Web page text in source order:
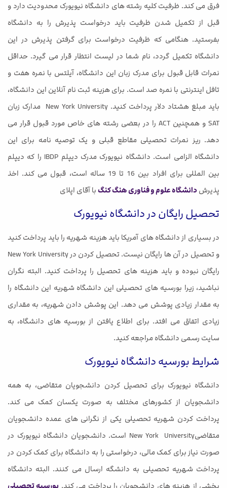
فرق می کند. ظرفیت کلیه رشته های دانشگاه نیویورک محدودیت دارد و
قبل از تکمیل شدن ظرفیت باید درخواست پذیرش را به دانشگاه
بفرستید. هنگامی که ظرفیت درخواست برای گرفتن پذیرش در این
دانشگاه تکمیل گردد، نام شما در لیست انتظار قرار می گیرد. حداقل
نمرات قابل قبول برای مدرک زبان این دانشگاه، آیلتس با نمره هفت و
تافل اینترنتی با نمره صد است. برای هزینه ثبت نام آنلاین این دانشگاه،
باید مبلغ هشتاد دلار پرداخت کنید. New York University مدارک زبان
SAT و همچنین ACT را در بعضی رشته های خاص مورد قبول قرار می
دهد. ریز نمرات تحصیلی مقاطع قبلی و یک توصیه نامه برای این
دانشگاه الزامی است. دانشگاه نیویورک مدرک دیپلم IBDP را که دیپلم
بین المللی برای افراد بین 16 تا 19 ساله است، قبول می کند. اخذ
پذیرشدانشگاه علوم و فناوری هنگ کنگبا آقای اپلای
تحصیل رایگان در دانشگاه نیویورک
در بسیاری از دانشگاه های آمریکا باید هزینه شهریه را باید پرداخت کنید
و تحصیل در آن ها رایگان نیست. تحصیل کردن در New York University
رایگان نبوده و باید هزینه های تحصیل را پرداخت کنید. البته نگران
نباشید، زیرا بورسیه های تحصیلی این دانشگاه شهریه این دانشگاه را
به مقدار زیادی پوشش می دهد. این پوشش دادن شهریه، به مقداری
زیادی اتفاق می افتد. برای اطلاع یافتن از بورسیه های دانشگاه، به
سایت رسمی دانشگاه مراجعه کنید.
شرایط بورسیه دانشگاه نیویورک
دانشگاه نیویورک برای تحصیل کردن دانشجویان متقاضی، به همه
دانشجویان از کشورهای مختلف به صورت یکسان کمک می کند.
پرداخت کردن شهریه تحصیلی یکی از نگرانی های عمده دانشجویان
متقاضیNew York University است. دانشجویان دانشگاه نیویورک در
صورت نیاز برای کمک مالی، درخواستی را به دانشگاه برای کمک کردن در
پرداخت شهریه تحصیلی به دانشگه ارسال می کنند. البته دانشگاه
بخشی از هزینه های دانشجویان را پرداخت می کند. بورسیه تحصیلی